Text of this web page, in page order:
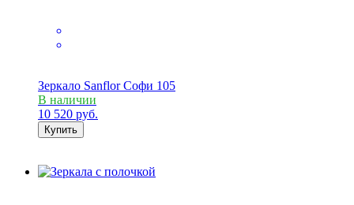
Зеркало Sanflor Софи 105
В наличии
10 520 руб.
Купить